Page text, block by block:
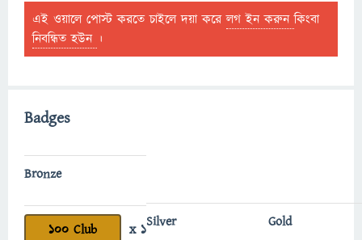
এই ওয়ালে পোস্ট করতে চাইলে দয়া করেলগ ইন করুনকিংবা
নিবন্ধিত হউন ।
Badges
Bronze
100 Club x 1Silver Gold